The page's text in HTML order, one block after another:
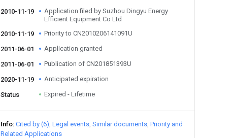
2010-11-19
Application filed by Suzhou Dingyu Energy
Efficient Equipment Co Ltd
2010-11-19
Priority to CN2010206141091U
2011-06-01 Application granted
2011-06-01 Publication of CN201851393U
2020-11-19 Anticipated expiration
Status Expired - Lifetime
Info Cited by (6) Legal events Similar documents Priority and
Related Applications